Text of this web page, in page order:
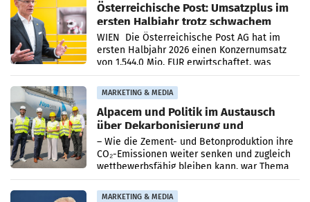
Österreichische Post: Umsatzplus im
ersten Halbjahr trotz schwachem
Briefgeschäft
WIEN Die Österreichische Post AG hat im
ersten Halbjahr 2026 einen Konzernumsatz
von 1.544,0 Mio. EUR erwirtschaftet, was
einem Plus von 3,8 Prozent gegenüber dem
Vergleichszeitraum
MARKETING & MEDIA
Alpacem und Politik im Austausch
über Dekarbonisierung und
Energiepreise
– Wie die Zement- und Betonproduktion ihre
CO₂-Emissionen weiter senken und zugleich
wettbewerbsfähig bleiben kann, war Thema
eines Treffens zwischen Staatssekretärin
Elisabeth
MARKETING & MEDIA